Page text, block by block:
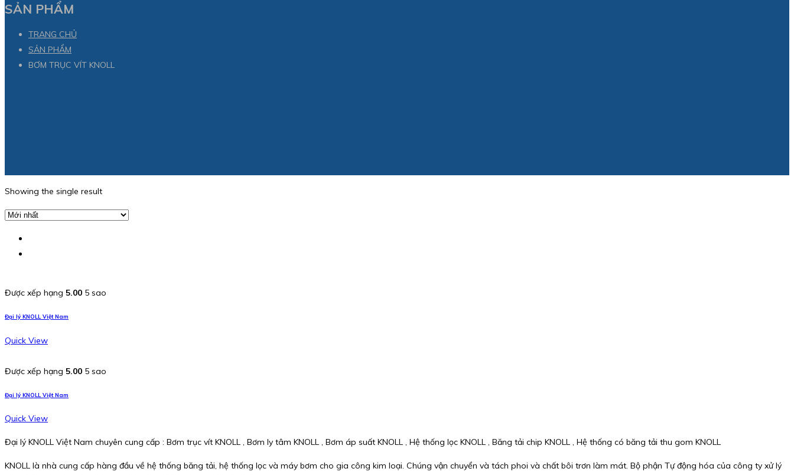
SẢN PHẨM
TRANG CHỦ
SẢN PHẨM
BƠM TRỤC VÍT KNOLL
Showing the single result
Được xếp hạng 5.00 5 sao
Đại lý KNOLL Việt Nam
Quick View
Được xếp hạng 5.00 5 sao
Đại lý KNOLL Việt Nam
Quick View
Đại lý KNOLL Việt Nam chuyên cung cấp : Bơm trục vít KNOLL , Bơm ly tâm KNOLL , Bơm áp suất KNOLL , Hệ thống lọc KNOLL , Băng tải chip KNOLL , Hệ thống có băng tải thu gom KNOLL
KNOLL là nhà cung cấp hàng đầu về hệ thống băng tải, hệ thống lọc và máy bơm cho gia công kim loại. Chúng vận chuyển và tách phoi và chất bôi trơn làm mát. Bộ phận Tự động hóa của công ty xử lý